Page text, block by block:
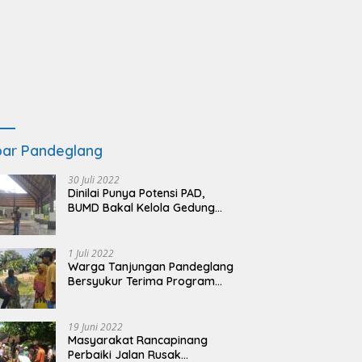
Pandeglang
30 Juli 2022
Dinilai Punya Potensi PAD,
BUMD Bakal Kelola Gedung
1 Juli 2022
Warga Tanjungan Pandeglang
Bersyukur Terima Program
19 Juni 2022
Masyarakat Rancapinang
Perbaiki Jalan Rusak